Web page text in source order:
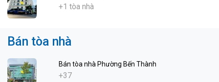
+1 tòa nhà
Bán tòa nhà
Bán tòa nhà Phường Bến Thành
+37